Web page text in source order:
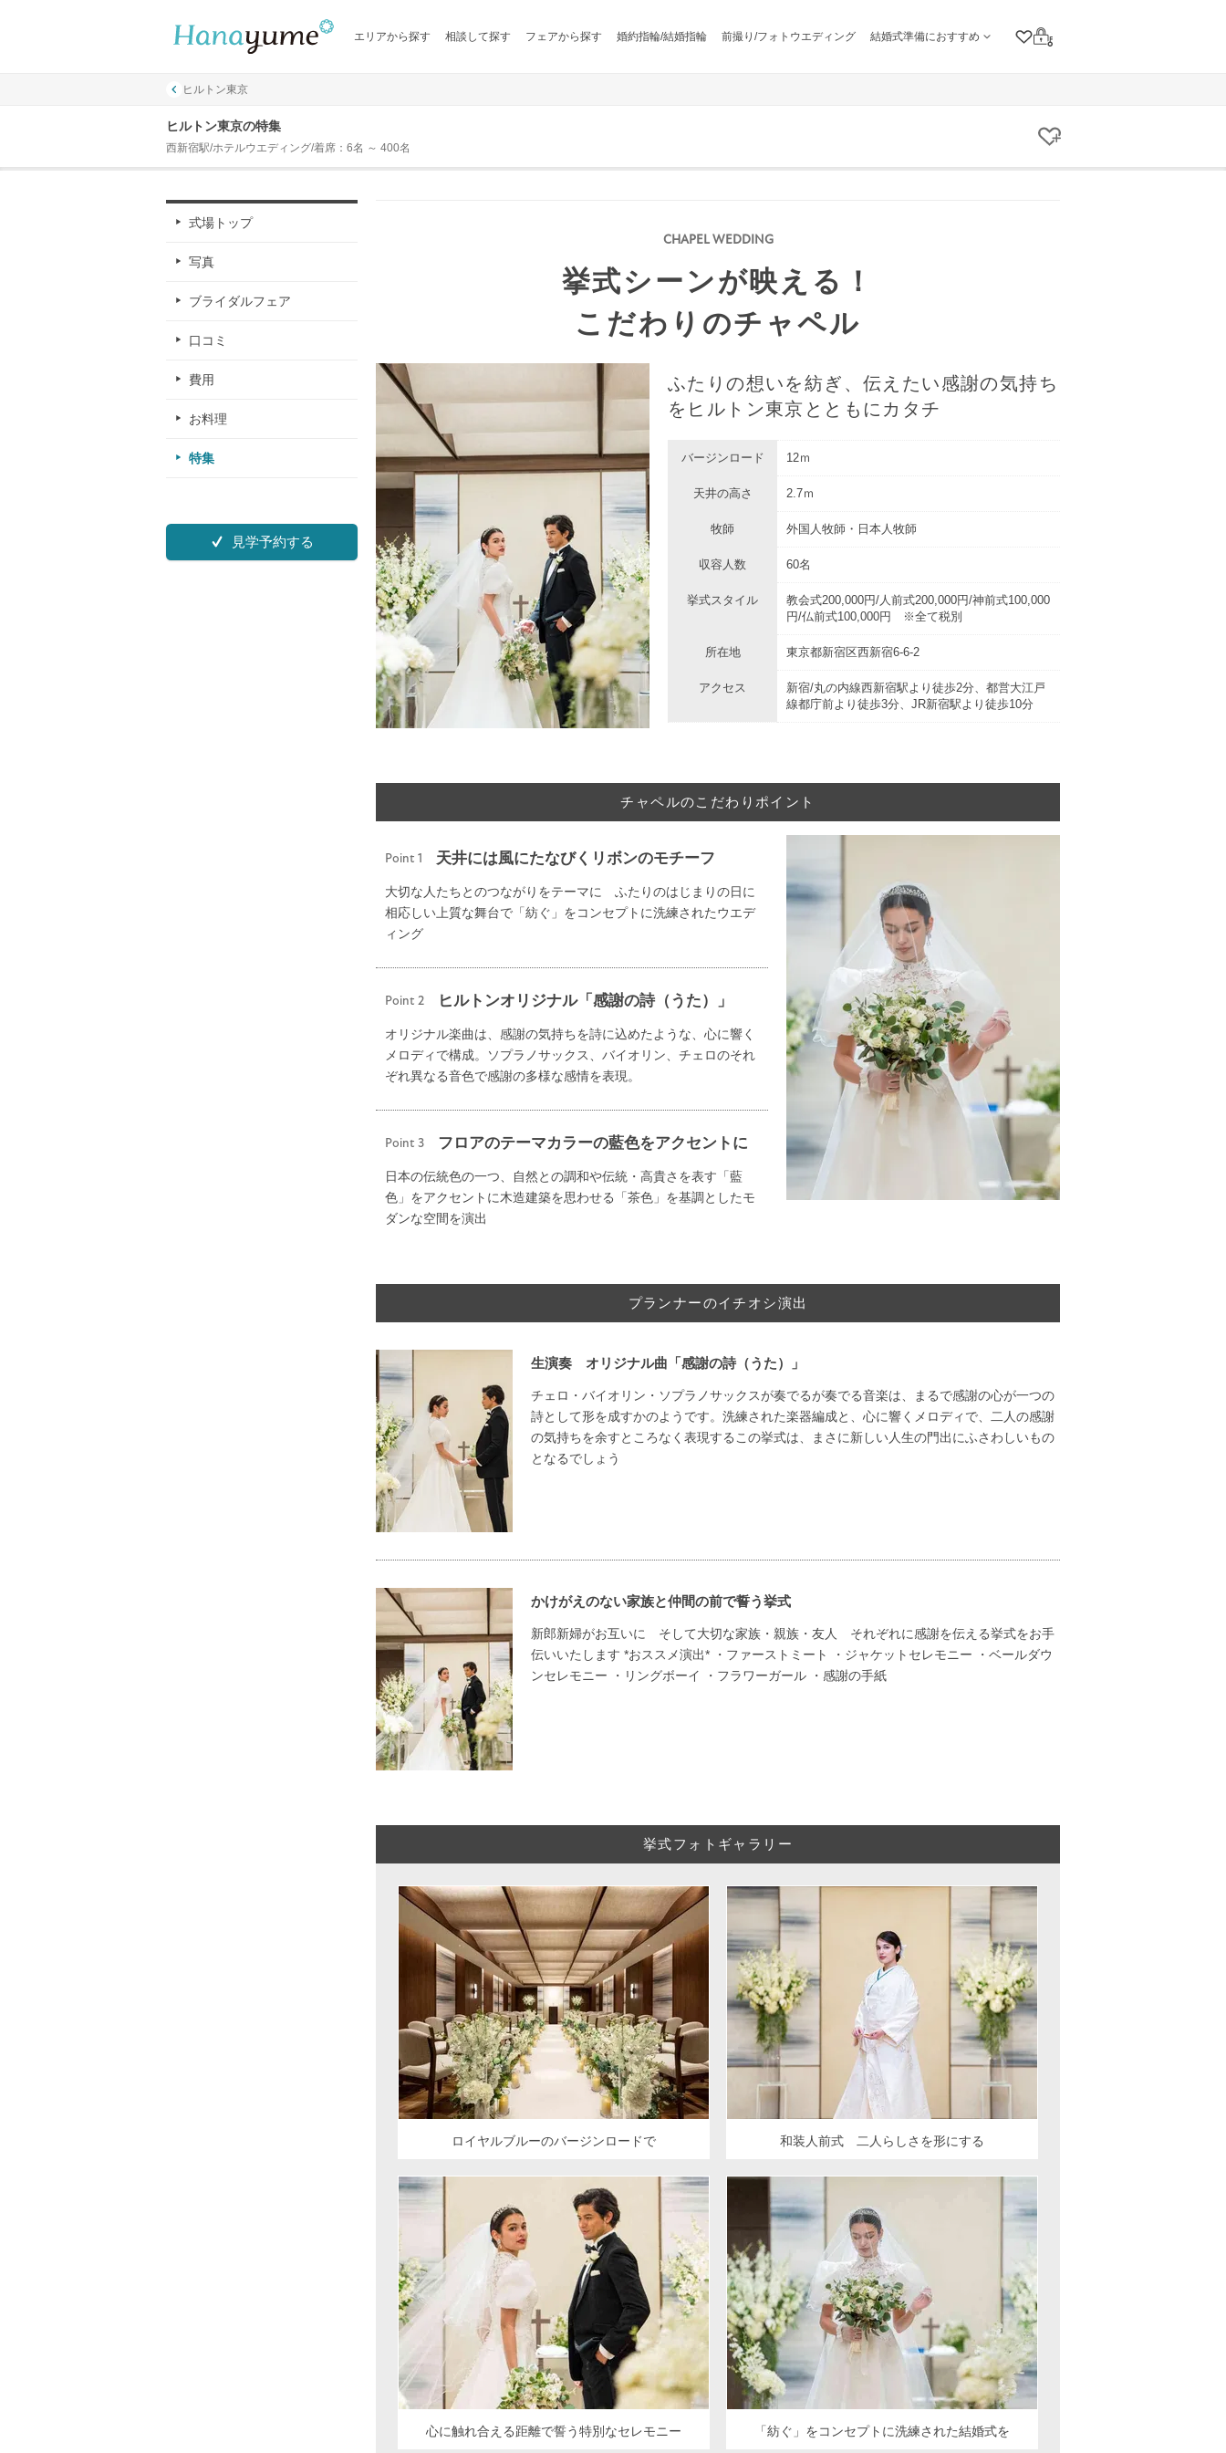
エリアから探す 相談して探す フェアから探す 婚約指輪/結婚指輪 前撮り/フォトウエディング 結婚式準備におすすめ
クリップリスト
ログイン
ヒルトン東京
ヒルトン東京の特集
西新宿駅/ホテルウエディング/着席：6名 ～ 400名 クリップする
式場トップ
写真
ブライダルフェア
口コミ
費用
お料理
特集
見学予約する
挙式シーンが映える！
こだわりのチャペル
ふたりの想いを紡ぎ、伝えたい感謝の気持ち
をヒルトン東京とともにカタチ
バージンロード 12ｍ
天井の高さ 2.7ｍ
牧師 外国人牧師・日本人牧師
収容人数 60名
挙式スタイル
教会式200,000円/人前式200,000円/神前式100,000
円/仏前式100,000円 ※全て税別
所在地 東京都新宿区西新宿6-6-2
アクセス
新宿/丸の内線西新宿駅より徒歩2分、都営大江戸
線都庁前より徒歩3分、JR新宿駅より徒歩10分
チャペルのこだわりポイント
Point 1 天井には風にたなびくリボンのモチーフ
大切な人たちとのつながりをテーマに ふたりのはじまりの日に
相応しい上質な舞台で「紡ぐ」をコンセプトに洗練されたウエデ
ィング
Point 2 ヒルトンオリジナル「感謝の詩（うた）」
オリジナル楽曲は、感謝の気持ちを詩に込めたような、心に響く
メロディで構成。ソプラノサックス、バイオリン、チェロのそれ
ぞれ異なる音色で感謝の多様な感情を表現。
Point 3 フロアのテーマカラーの藍色をアクセントに
日本の伝統色の一つ、自然との調和や伝統・高貴さを表す「藍
色」をアクセントに木造建築を思わせる「茶色」を基調としたモ
ダンな空間を演出
プランナーのイチオシ演出
生演奏 オリジナル曲「感謝の詩（うた）」
チェロ・バイオリン・ソプラノサックスが奏でるが奏でる音楽は、まるで感謝の心が一つの
詩として形を成すかのようです。洗練された楽器編成と、心に響くメロディで、二人の感謝
の気持ちを余すところなく表現するこの挙式は、まさに新しい人生の門出にふさわしいもの
となるでしょう
かけがえのない家族と仲間の前で誓う挙式
新郎新婦がお互いに そして大切な家族・親族・友人 それぞれに感謝を伝える挙式をお手
伝いいたします *おススメ演出* ・ファーストミート ・ジャケットセレモニー ・ベールダウ
ンセレモニー ・リングボーイ ・フラワーガール ・感謝の手紙
挙式フォトギャラリー
ロイヤルブルーのバージンロードで 和装人前式 二人らしさを形にする
心に触れ合える距離で誓う特別なセレモニー 「紡ぐ」をコンセプトに洗練された結婚式を